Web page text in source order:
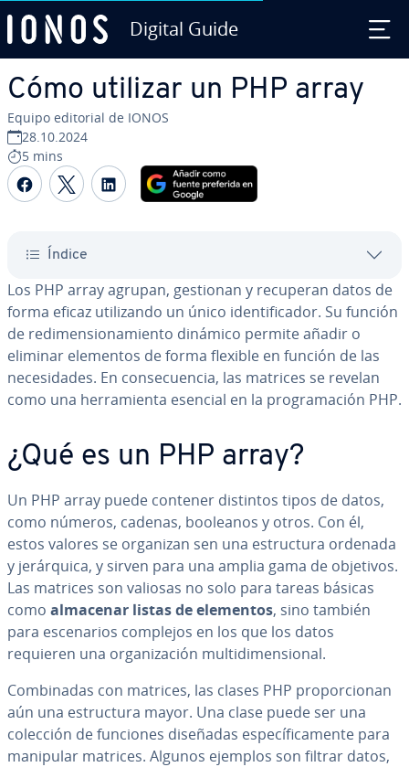
Digital Guide
Cómo utilizar un PHP array
Equipo editorial de IONOS
28.10.2024
5 mins
Compartir Facebook
Compartir Twitter
Compartir LinkedIn
Índice
Los PHP array agrupan, gestionan y recuperan datos de
forma eficaz uti­li­za­n­do un único ide­n­ti­fi­ca­dor. Su función
de re­di­me­n­sio­na­mie­n­to dinámico permite añadir o
eliminar elementos de forma flexible en función de las
ne­ce­si­da­des. En co­n­se­cue­n­cia, las matrices se revelan
como una he­rra­mie­n­ta esencial en la pro­gra­ma­ción PHP.
¿Qué es un PHP array?
Un PHP array puede contener distintos tipos de datos,
como números, cadenas, booleanos y otros. Con él,
estos valores se organizan sen una es­tru­c­tu­ra ordenada
y je­rá­r­qui­ca, y sirven para una amplia gama de objetivos.
Las matrices son valiosas no solo para tareas básicas
como almacenar listas de elementos, sino también
para es­ce­na­rios complejos en los que los datos
requieren una or­ga­ni­za­ción mu­l­ti­di­me­n­sio­nal.
Co­m­bi­na­das con matrices, las clases PHP pro­po­r­cio­nan
aún una es­tru­c­tu­ra mayor. Una clase puede ser una
colección de funciones diseñadas es­pe­cí­fi­ca­me­n­te para
manipular matrices. Algunos ejemplos son filtrar datos,